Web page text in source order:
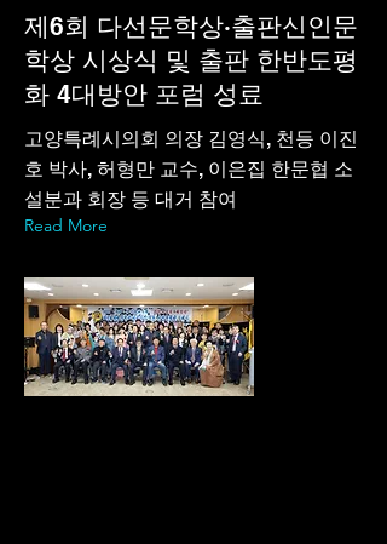
제6회 다선문학상·출판신인문
학상 시상식 및 출판 한반도평
화 4대방안 포럼 성료
고양특례시의회 의장 김영식, 천등 이진
호 박사, 허형만 교수, 이은집 한문협 소
설분과 회장 등 대거 참여
Read More